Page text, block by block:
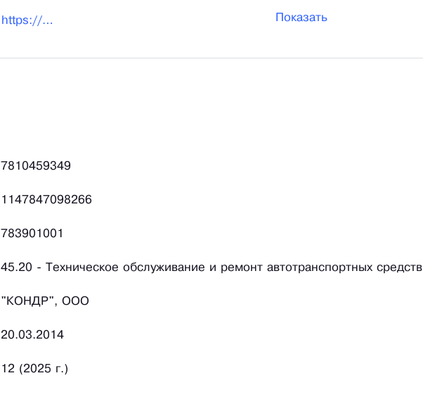
https://avtosputnik-spb.ru/ Показать
7810459349
1147847098266
783901001
45.20 - Техническое обслуживание и ремонт автотранспортных средств
"КОНДР", ООО
20.03.2014
12 (2025 г.)